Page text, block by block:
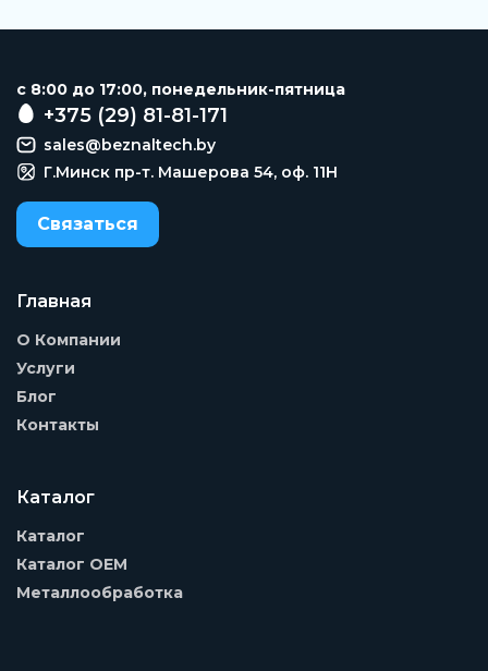
c 8:00 до 17:00, понедельник-пятница
+375 (29) 81-81-171
sales@beznaltech.by
Г.Минск пр-т. Машерова 54, оф. 11H
Связаться
Главная
О Компании
Услуги
Блог
Контакты
Каталог
Каталог
Каталог OEM
Металлообработка